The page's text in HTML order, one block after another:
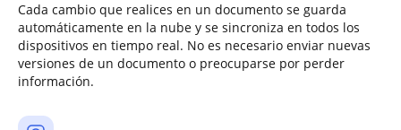
Cada cambio que realices en un documento se guarda
automáticamente en la nube y se sincroniza en todos los
dispositivos en tiempo real. No es necesario enviar nuevas
versiones de un documento o preocuparse por perder
información.